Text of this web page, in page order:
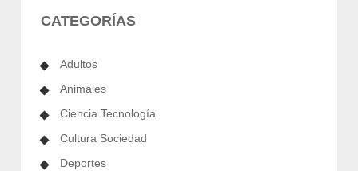
CATEGORÍAS
Adultos
Animales
Ciencia Tecnología
Cultura Sociedad
Deportes